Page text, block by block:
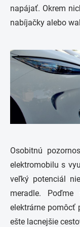
napájať. Okrem
nabíjačky alebo
Osobitnú
elektromobilu s
veľký potenciál
meradle.
elektrárne pomôcť
ešte lacnejšie